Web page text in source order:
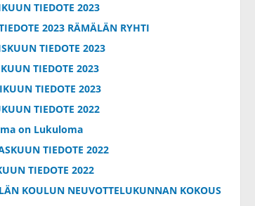
TIEDOTE 2023
2023 RÄMÄLÄN RYHTI
TIEDOTE 2023
TIEDOTE 2023
TIEDOTE 2023
TIEDOTE 2022
on Lukuloma
TIEDOTE 2022
TIEDOTE 2022
KOULUN NEUVOTTELUKUNNAN KOKOUS